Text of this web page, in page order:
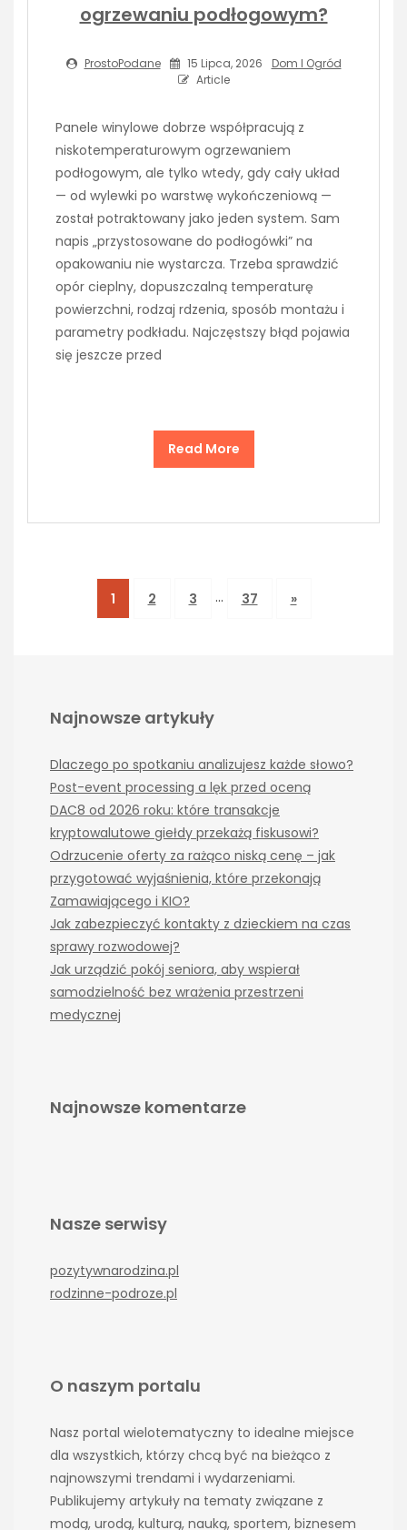
ogrzewaniu podłogowym?
ProstoPodane 15 Lipca, 2026
Dom I Ogród
Article
Panele winylowe dobrze współpracują z
niskotemperaturowym ogrzewaniem
podłogowym, ale tylko wtedy, gdy cały układ
— od wylewki po warstwę wykończeniową —
został potraktowany jako jeden system. Sam
napis „przystosowane do podłogówki” na
opakowaniu nie wystarcza. Trzeba sprawdzić
opór cieplny, dopuszczalną temperaturę
powierzchni, rodzaj rdzenia, sposób montażu i
parametry podkładu. Najczęstszy błąd pojawia
się jeszcze przed
Read More
1 2 3 … 37 »
Najnowsze artykuły
Dlaczego po spotkaniu analizujesz każde słowo?
Post-event processing a lęk przed oceną
DAC8 od 2026 roku: które transakcje
kryptowalutowe giełdy przekażą fiskusowi?
Odrzucenie oferty za rażąco niską cenę – jak
przygotować wyjaśnienia, które przekonają
Zamawiającego i KIO?
Jak zabezpieczyć kontakty z dzieckiem na czas
sprawy rozwodowej?
Jak urządzić pokój seniora, aby wspierał
samodzielność bez wrażenia przestrzeni
medycznej
Najnowsze komentarze
Nasze serwisy
pozytywnarodzina.pl
rodzinne-podroze.pl
O naszym portalu
Nasz portal wielotematyczny to idealne miejsce
dla wszystkich, którzy chcą być na bieżąco z
najnowszymi trendami i wydarzeniami.
Publikujemy artykuły na tematy związane z
modą, urodą, kulturą, nauką, sportem, biznesem